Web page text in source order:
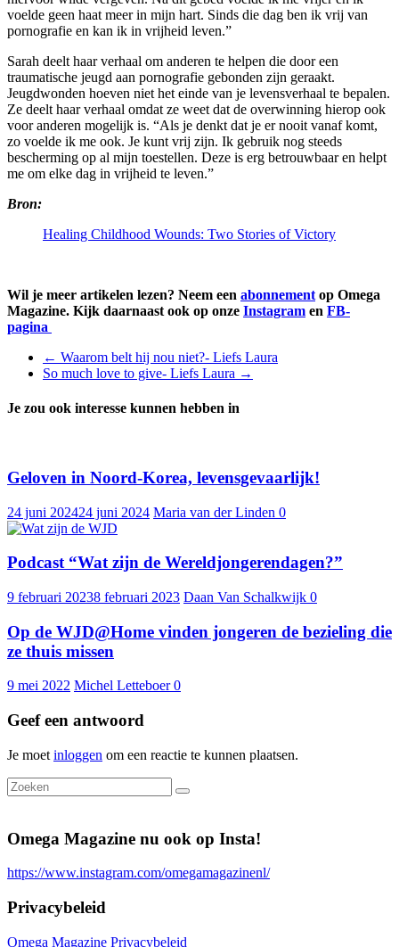
voelde geen haat meer in mijn hart. Sinds die dag ben ik vrij van
pornografie en kan ik in vrijheid leven.”
Sarah deelt haar verhaal om anderen te helpen die door een
traumatische jeugd aan pornografie gebonden zijn geraakt.
Jeugdwonden hoeven niet het einde van je levensverhaal te bepalen.
Ze deelt haar verhaal omdat ze weet dat de overwinning hierop ook
voor anderen mogelijk is. “Als je denkt dat je er nooit vanaf komt,
zo voelde ik me ook. Je kunt vrij zijn. Ik gebruik nog steeds
bescherming op al mijn toestellen. Deze is erg betrouwbaar en helpt
me om elke dag in vrijheid te leven.”
Bron:
Healing Childhood Wounds: Two Stories of Victory
Wil je meer artikelen lezen? Neem een abonnement op Omega
Magazine. Kijk daarnaast ook op onze Instagram en FB-
pagina
← Waarom belt hij nou niet?- Liefs Laura
So much love to give- Liefs Laura →
Je zou ook interesse kunnen hebben in
Geloven in Noord-Korea, levensgevaarlijk!
24 juni 202424 juni 2024 Maria van der Linden 0
Podcast “Wat zijn de Wereldjongerendagen?”
9 februari 20238 februari 2023 Daan Van Schalkwijk 0
Op de WJD@Home vinden jongeren de bezieling die
ze thuis missen
9 mei 2022 Michel Letteboer0
Geef een antwoord
Je moet inloggen om een reactie te kunnen plaatsen.
Omega Magazine nu ook op Insta!
https://www.instagram.com/omegamagazinenl/
Privacybeleid
Omega Magazine Privacybeleid